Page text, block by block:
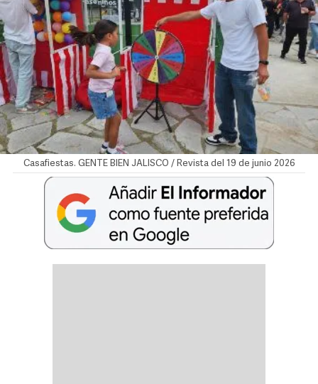
Casafiestas. GENTE BIEN JALISCO / Revista del 19 de junio 2026